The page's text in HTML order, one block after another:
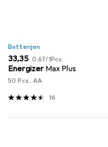
Batterijen
EUR
33,35 EUR
0,67/1Pcs.
Energizer Max Plus
50 Pcs., AA
16